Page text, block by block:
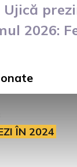
2026:
ÎN 2024